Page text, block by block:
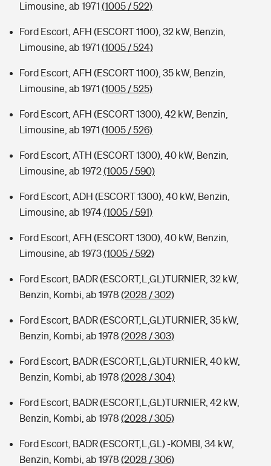
Limousine, ab 1971 (1005 / 522)
Ford Escort, AFH (ESCORT 1100), 32 kW, Benzin,
Limousine, ab 1971 (1005 / 524)
Ford Escort, AFH (ESCORT 1100), 35 kW, Benzin,
Limousine, ab 1971 (1005 / 525)
Ford Escort, AFH (ESCORT 1300), 42 kW, Benzin,
Limousine, ab 1971 (1005 / 526)
Ford Escort, ATH (ESCORT 1300), 40 kW, Benzin,
Limousine, ab 1972(1005 / 590)
Ford Escort, ADH (ESCORT 1300), 40 kW, Benzin,
Limousine, ab 1974(1005 / 591)
Ford Escort, AFH (ESCORT 1300), 40 kW, Benzin,
Limousine, ab 1973(1005 / 592)
Ford Escort, BADR (ESCORT,L,GL)TURNIER, 32 kW,
Benzin, Kombi, ab 1978 (2028 / 302)
Ford Escort, BADR (ESCORT,L,GL)TURNIER, 35 kW,
Benzin, Kombi, ab 1978 (2028 / 303)
Ford Escort, BADR (ESCORT,L,GL)TURNIER, 40 kW,
Benzin, Kombi, ab 1978 (2028 / 304)
Ford Escort, BADR (ESCORT,L,GL)TURNIER, 42 kW,
Benzin, Kombi, ab 1978 (2028 / 305)
Ford Escort, BADR (ESCORT,L,GL) -KOMBI, 34 kW,
Benzin, Kombi, ab 1978 (2028 / 306)